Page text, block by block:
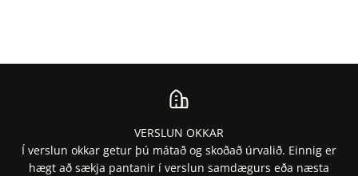
VERSLUN OKKAR
Í verslun okkar getur þú mátað og skoðað úrvalið. Einnig er
hægt að sækja pantanir í verslun samdægurs eða næsta